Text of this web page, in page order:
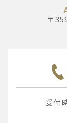
〒
受付